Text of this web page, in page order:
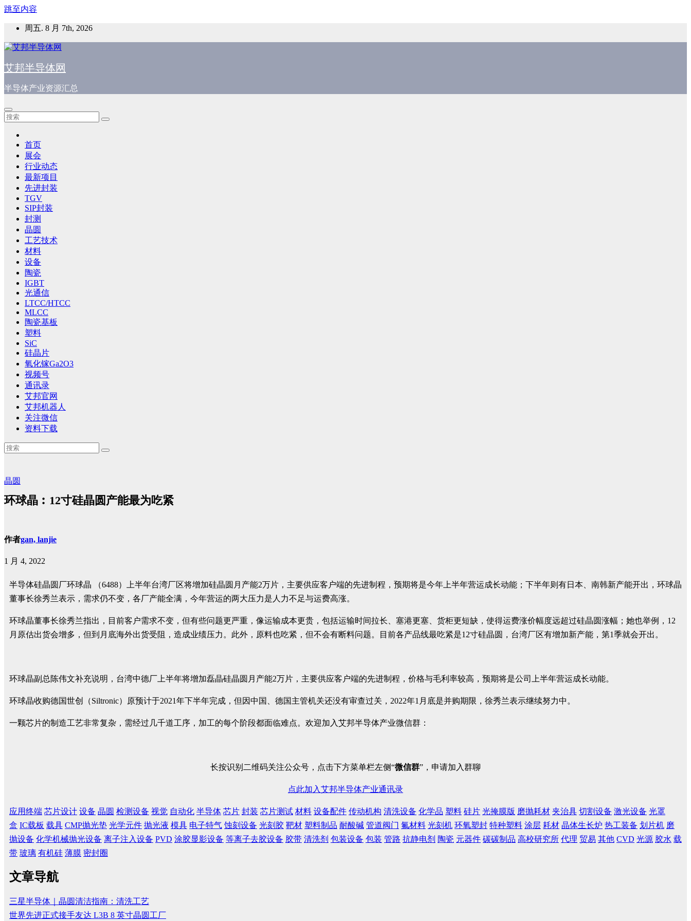
跳至内容
周五. 8 月 7th, 2026
艾邦半导体网
半导体产业资源汇总
首页
展会
行业动态
最新项目
先进封装
TGV
SIP封装
封测
晶圆
工艺技术
材料
设备
陶瓷
IGBT
光通信
LTCC/HTCC
MLCC
陶瓷基板
塑料
SiC
硅晶片
氧化镓Ga2O3
视频号
通讯录
艾邦官网
艾邦机器人
关注微信
资料下载
晶圆
环球晶︰12寸硅晶圆产能最为吃紧
作者gan, lanjie
1 月 4, 2022
半导体硅晶圆厂环球晶 （6488）上半年台湾厂区将增加硅晶圆月产能2万片，主要供应客户端的先进制程，预期将是今年上半年营运成长动能；下半年则有日本、南韩新产能开出，环球晶
董事长徐秀兰表示，需求仍不变，各厂产能全满，今年营运的两大压力是人力不足与运费高涨。
环球晶董事长徐秀兰指出，目前客户需求不变，但有些问题更严重，像运输成本更贵，包括运输时间拉长、塞港更塞、货柜更短缺，使得运费涨价幅度远超过硅晶圆涨幅；她也举例，12
月原估出货会增多，但到月底海外出货受阻，造成业绩压力。此外，原料也吃紧，但不会有断料问题。目前各产品线最吃紧是12寸硅晶圆，台湾厂区有增加新产能，第1季就会开出。
环球晶副总陈伟文补充说明，台湾中德厂上半年将增加磊晶硅晶圆月产能2万片，主要供应客户端的先进制程，价格与毛利率较高，预期将是公司上半年营运成长动能。
环球晶收购德国世创（Siltronic）原预计于2021年下半年完成，但因中国、德国主管机关还没有审查过关，2022年1月底是并购期限，徐秀兰表示继续努力中。
一颗芯片的制造工艺非常复杂，需经过几千道工序，加工的每个阶段都面临难点。欢迎加入艾邦半导体产业微信群：
长按识别二维码关注公众号，点击下方菜单栏左侧“微信群”，申请加入群聊
点此加入艾邦半导体产业通讯录
应用终端 芯片设计 设备 晶圆 检测设备 视觉 自动化 半导体 芯片 封装 芯片测试 材料 设备配件 传动机构 清洗设备 化学品 塑料 硅片 光掩膜版 磨抛耗材 夹治具 切割设备 激光设备 光罩
盒 IC载板 载具 CMP抛光垫 光学元件 抛光液 模具 电子特气 蚀刻设备 光刻胶 靶材 塑料制品 耐酸碱 管道阀门 氟材料 光刻机 环氧塑封 特种塑料 涂层 耗材 晶体生长炉 热工装备 划片机 磨
抛设备 化学机械抛光设备 离子注入设备 PVD 涂胶显影设备 等离子去胶设备 胶带 清洗剂 包装设备 包装 管路 抗静电剂 陶瓷 元器件 碳碳制品 高校研究所 代理 贸易 其他 CVD 光源 胶水 载
带 玻璃 有机硅 薄膜 密封圈
文章导航
三星半导体｜晶圆清洁指南：清洗工艺
世界先进正式接手友达 L3B 8 英寸晶圆工厂